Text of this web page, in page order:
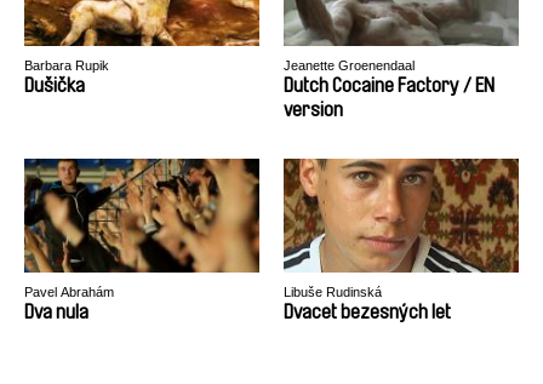
Barbara Rupik
Dušička
Jeanette Groenendaal
Dutch Cocaine Factory / EN
version
Pavel Abrahám
Dva nula
Libuše Rudinská
Dvacet bezesných let